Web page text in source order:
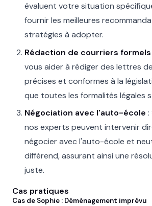
évaluent votre situation
fournir les meilleures
stratégies à adopter.
Rédaction de courriers formels
vous aider à rédiger des lettres
précises et conformes à la
que toutes les formalités légales
Négociation avec l'auto-école :
nos experts peuvent intervenir
négocier avec l'auto-école et
différend, assurant ainsi une
juste.
Cas pratiques
Cas de Sophie : Déménagement imprévu